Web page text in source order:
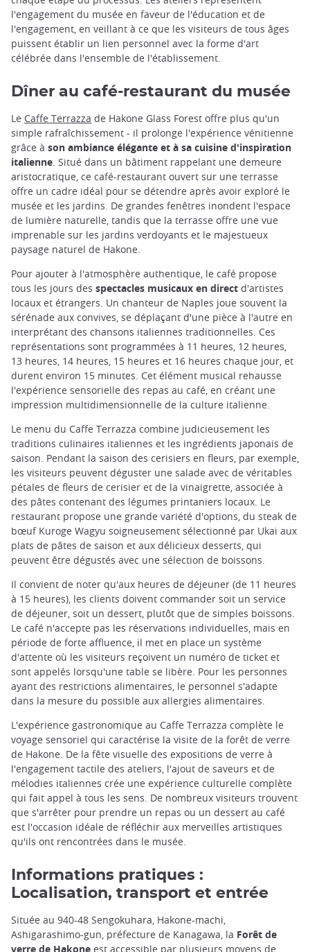
l'engagement du musée en faveur de l'éducation et de
l'engagement, en veillant à ce que les visiteurs de tous âges
puissent établir un lien personnel avec la forme d'art
célébrée dans l'ensemble de l'établissement.
Dîner au café-restaurant du musée
Le Caffe Terrazza de Hakone Glass Forest offre plus qu'un
simple rafraîchissement - il prolonge l'expérience vénitienne
grâce à son ambiance élégante et à sa cuisine d'inspiration
italienne. Situé dans un bâtiment rappelant une demeure
aristocratique, ce café-restaurant ouvert sur une terrasse
offre un cadre idéal pour se détendre après avoir exploré le
musée et les jardins. De grandes fenêtres inondent l'espace
de lumière naturelle, tandis que la terrasse offre une vue
imprenable sur les jardins verdoyants et le majestueux
paysage naturel de Hakone.
Pour ajouter à l'atmosphère authentique, le café propose
tous les jours des spectacles musicaux en direct d'artistes
locaux et étrangers. Un chanteur de Naples joue souvent la
sérénade aux convives, se déplaçant d'une pièce à l'autre en
interprétant des chansons italiennes traditionnelles. Ces
représentations sont programmées à 11 heures, 12 heures,
13 heures, 14 heures, 15 heures et 16 heures chaque jour, et
durent environ 15 minutes. Cet élément musical rehausse
l'expérience sensorielle des repas au café, en créant une
impression multidimensionnelle de la culture italienne.
Le menu du Caffe Terrazza combine judicieusement les
traditions culinaires italiennes et les ingrédients japonais de
saison. Pendant la saison des cerisiers en fleurs, par exemple,
les visiteurs peuvent déguster une salade avec de véritables
pétales de fleurs de cerisier et de la vinaigrette, associée à
des pâtes contenant des légumes printaniers locaux. Le
restaurant propose une grande variété d'options, du steak de
bœuf Kuroge Wagyu soigneusement sélectionné par Ukai aux
plats de pâtes de saison et aux délicieux desserts, qui
peuvent être dégustés avec une sélection de boissons.
Il convient de noter qu'aux heures de déjeuner (de 11 heures
à 15 heures), les clients doivent commander soit un service
de déjeuner, soit un dessert, plutôt que de simples boissons.
Le café n'accepte pas les réservations individuelles, mais en
période de forte affluence, il met en place un système
d'attente où les visiteurs reçoivent un numéro de ticket et
sont appelés lorsqu'une table se libère. Pour les personnes
ayant des restrictions alimentaires, le personnel s'adapte
dans la mesure du possible aux allergies alimentaires.
L'expérience gastronomique au Caffe Terrazza complète le
voyage sensoriel qui caractérise la visite de la forêt de verre
de Hakone. De la fête visuelle des expositions de verre à
l'engagement tactile des ateliers, l'ajout de saveurs et de
mélodies italiennes crée une expérience culturelle complète
qui fait appel à tous les sens. De nombreux visiteurs trouvent
que s'arrêter pour prendre un repas ou un dessert au café
est l'occasion idéale de réfléchir aux merveilles artistiques
qu'ils ont rencontrées dans le musée.
Informations pratiques :
Localisation, transport et entrée
Située au 940-48 Sengokuhara, Hakone-machi,
Ashigarashimo-gun, préfecture de Kanagawa, la Forêt de
verre de Hakone est accessible par plusieurs moyens de